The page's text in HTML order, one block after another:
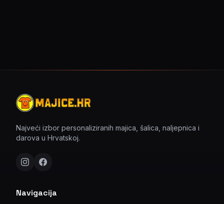
Najveći izbor personaliziranih majica, šalica, naljepnica i
darova u Hrvatskoj.
Navigacija